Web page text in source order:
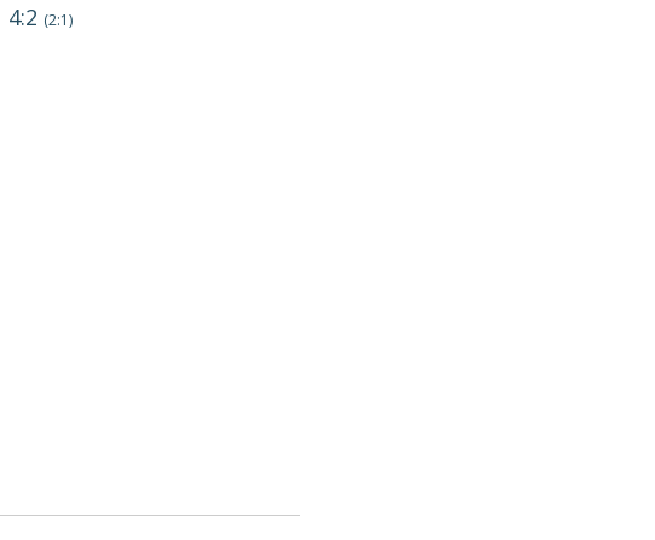
4:2 (2:1)